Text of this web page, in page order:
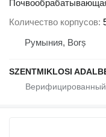
Количество корпусов
Румыния, Borș